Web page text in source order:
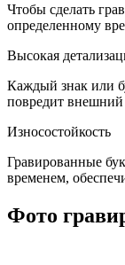
Чтобы сделать
определенному
Высокая
Каждый знак или
повредит
Износостойкость
Гравированные
временем,
Фото